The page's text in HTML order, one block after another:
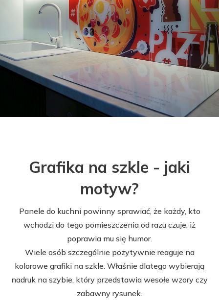
Grafika na szkle - jaki
motyw?
Panele do kuchni powinny sprawiać, że każdy, kto
wchodzi do tego pomieszczenia od razu czuje, iż
poprawia mu się humor.
Wiele osób szczególnie pozytywnie reaguje na
kolorowe grafiki na szkle. Właśnie dlatego wybierają
nadruk na szybie, który przedstawia wesołe wzory czy
zabawny rysunek.